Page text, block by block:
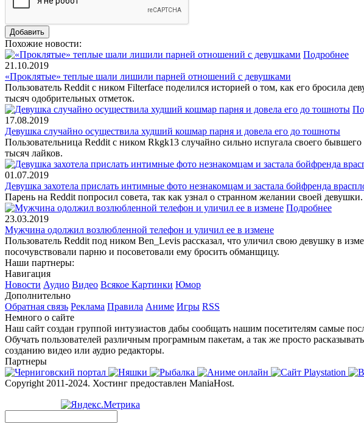
Похожие новости:
Подробнее
21.10.2019
«Проклятые» теплые шали лишили парней отношений с девушками
Пользователь Reddit c ником Filterface поделился историей о том, как его бросила
тысяч одобрительных отметок.
17.08.2019
Девушка случайно осуществила худший кошмар парня и довела его до тошноты
Пользовательница Reddit с ником Rkgk13 случайно сильно испугала своего
тысяч лайков.
01.07.2019
Девушка захотела прислать интимные фото незнакомцам и застала бойфренда
Парень на Reddit попросил совета, так как узнал о странном желании своей
Подробнее
23.03.2019
Мужчина одолжил возлюбленной телефон и уличил ее в измене
Пользователь Reddit под ником Ben_Levis рассказал, что уличил свою девушку в
посочувствовали парню и посоветовали ему бросить обманщицу.
Наши партнеры:
Навигация
Новости Аудио Видео Всякое Картинки Юмор
Дополнительно
Обратная связь Реклама Правила Аниме Игры RSS
Немного о сайте
Наш сайт создан группой интузиастов дабы сообщать нашим посетителям самые
Обучать пользователей различным програмным пакетам, а так же просто
созданию видео или аудио редакторы.
Партнеры
Copyright 2011-2024. Хостинг предоставлен ManiaHost.